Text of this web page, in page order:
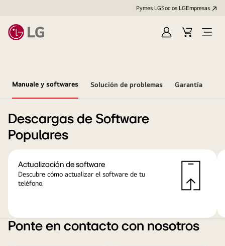
Pymes LGSocios LGEmpresas
IniciarCarritoOpen
Manuale y softwares Solución de problemas Garantía
Descargas de Software
Populares
Actualización de software
Descubre cómo actualizar el software de tu
teléfono.
Ponte en contacto con nosotros